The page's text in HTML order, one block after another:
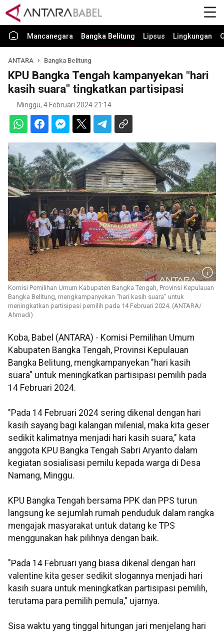
Mancanegara Bangka Belitung Lipsus Lingkungan
ANTARA Bangka Belitung
KPU Bangka Tengah kampanyekan "hari
kasih suara" tingkatkan partisipasi
Minggu, 4 Februari 2024 21:14
Komisi Pemilihan Umum Kabupaten Bangka Tengah, Provinsi Kepulauan
Bangka Belitung, mengkampanyekan "hari kasih suara" untuk
meningkatkan partisipasi pemilih pada 14 Februari 2024. (ANTARA/
Ahmadi)
Koba, Babel (ANTARA) - Komisi Pemilihan Umum
Kabupaten Bangka Tengah, Provinsi Kepulauan
Bangka Belitung, mengkampanyekan "hari kasih
suara" untuk meningkatkan partisipasi pemilih pada
14 Februari 2024.
"Pada 14 Februari 2024 sering dikenal dengan hari
kasih sayang bagi kalangan milenial, maka kita geser
sedikit kalimatnya menjadi hari kasih suara," kata
anggota KPU Bangka Tengah Sabri Aryanto dalam
kegiatan sosialisasi pemilu kepada warga di Desa
Namang, Minggu.
KPU Bangka Tengah bersama PPK dan PPS turun
langsung ke sejumlah rumah penduduk dalam rangka
mengajak masyarakat untuk datang ke TPS
menggunakan hak pilihnya dengan baik.
"Pada 14 Februari yang biasa dikenal dengan hari
valentine kita geser sedikit slogannya menjadi hari
kasih suara untuk meningkatkan partisipasi pemilih,
terutama para pemilih pemula," ujarnya.
Sisa waktu yang tinggal hitungan jari menjelang hari